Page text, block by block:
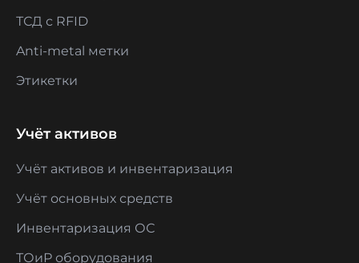
ТСД с RFID
Anti-metal метки
Этикетки
Учёт активов
Учёт активов и инвентаризация
Учёт основных средств
Инвентаризация ОС
ТОиР оборудования